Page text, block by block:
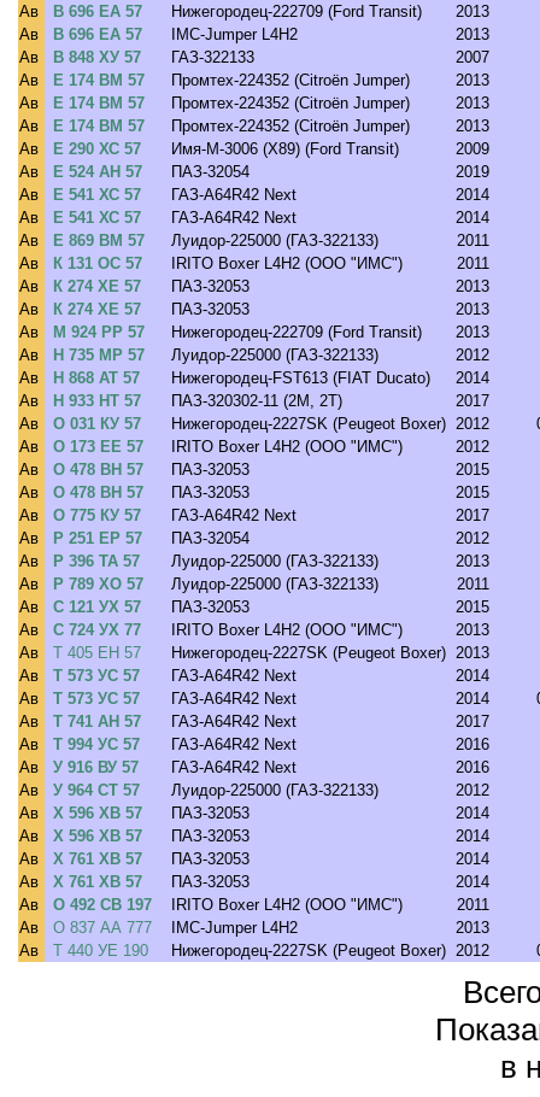
Ав
В 696 ЕА 57 Нижегородец-222709 (Ford Transit)
2013
Ав
В 696 ЕА 57 IMC-Jumper L4H2
2013
Ав
В 848 ХУ 57 ГАЗ-322133
2007
Ав
Е 174 ВМ 57 Промтех-224352 (Citroёn Jumper)
2013
Ав
Е 174 ВМ 57 Промтех-224352 (Citroёn Jumper)
2013
Ав
Е 174 ВМ 57 Промтех-224352 (Citroёn Jumper)
2013
Ав
Е 290 ХС 57 Имя-М-3006 (X89) (Ford Transit)
2009
Ав
Е 524 АН 57 ПАЗ-32054
2019
Ав
Е 541 ХС 57 ГАЗ-A64R42 Next
2014
Ав
Е 541 ХС 57 ГАЗ-A64R42 Next
2014
Ав
Е 869 ВМ 57 Луидор-225000 (ГАЗ-322133)
2011
Ав
К 131 ОС 57 IRITO Boxer L4H2 (ООО "ИМС")
2011
Ав
К 274 ХЕ 57 ПАЗ-32053
2013
Ав
К 274 ХЕ 57 ПАЗ-32053
2013
Ав
М 924 РР 57 Нижегородец-222709 (Ford Transit)
2013
Ав
Н 735 МР 57 Луидор-225000 (ГАЗ-322133)
2012
Ав
Н 868 АТ 57 Нижегородец-FST613 (FIAT Ducato)
2014
Ав
Н 933 НТ 57 ПАЗ-320302-11 (2M, 2T)
2017
Ав
О 031 КУ 57 Нижегородец-2227SK (Peugeot Boxer) 2012
Ав
О 173 ЕЕ 57 IRITO Boxer L4H2 (ООО "ИМС")
2012
Ав
О 478 ВН 57 ПАЗ-32053
2015
Ав
О 478 ВН 57 ПАЗ-32053
2015
Ав
О 775 КУ 57 ГАЗ-A64R42 Next
2017
Ав
Р 251 ЕР 57 ПАЗ-32054
2012
Ав
Р 396 ТА 57 Луидор-225000 (ГАЗ-322133)
2013
Ав
Р 789 ХО 57 Луидор-225000 (ГАЗ-322133)
2011
Ав
С 121 УХ 57 ПАЗ-32053
2015
Ав
С 724 УХ 77 IRITO Boxer L4H2 (ООО "ИМС")
2013
Ав
Т 405 ЕН 57 Нижегородец-2227SK (Peugeot Boxer) 2013
Ав
Т 573 УС 57 ГАЗ-A64R42 Next
2014
Ав
Т 573 УС 57 ГАЗ-A64R42 Next 2014
Ав
Т 741 АН 57 ГАЗ-A64R42 Next
2017
Ав
Т 994 УС 57 ГАЗ-A64R42 Next
2016
Ав
У 916 ВУ 57 ГАЗ-A64R42 Next
2016
Ав
У 964 СТ 57 Луидор-225000 (ГАЗ-322133)
2012
Ав
Х 596 ХВ 57 ПАЗ-32053
2014
Ав
Х 596 ХВ 57 ПАЗ-32053
2014
Ав
Х 761 ХВ 57 ПАЗ-32053
2014
Ав
Х 761 ХВ 57 ПАЗ-32053
2014
Ав
О 492 СВ 197 IRITO Boxer L4H2 (ООО "ИМС")
2011
Ав
О 837 АА 777 IMC-Jumper L4H2
2013
Ав
Т 440 УЕ 190 Нижегородец-2227SK (Peugeot Boxer) 2012
в